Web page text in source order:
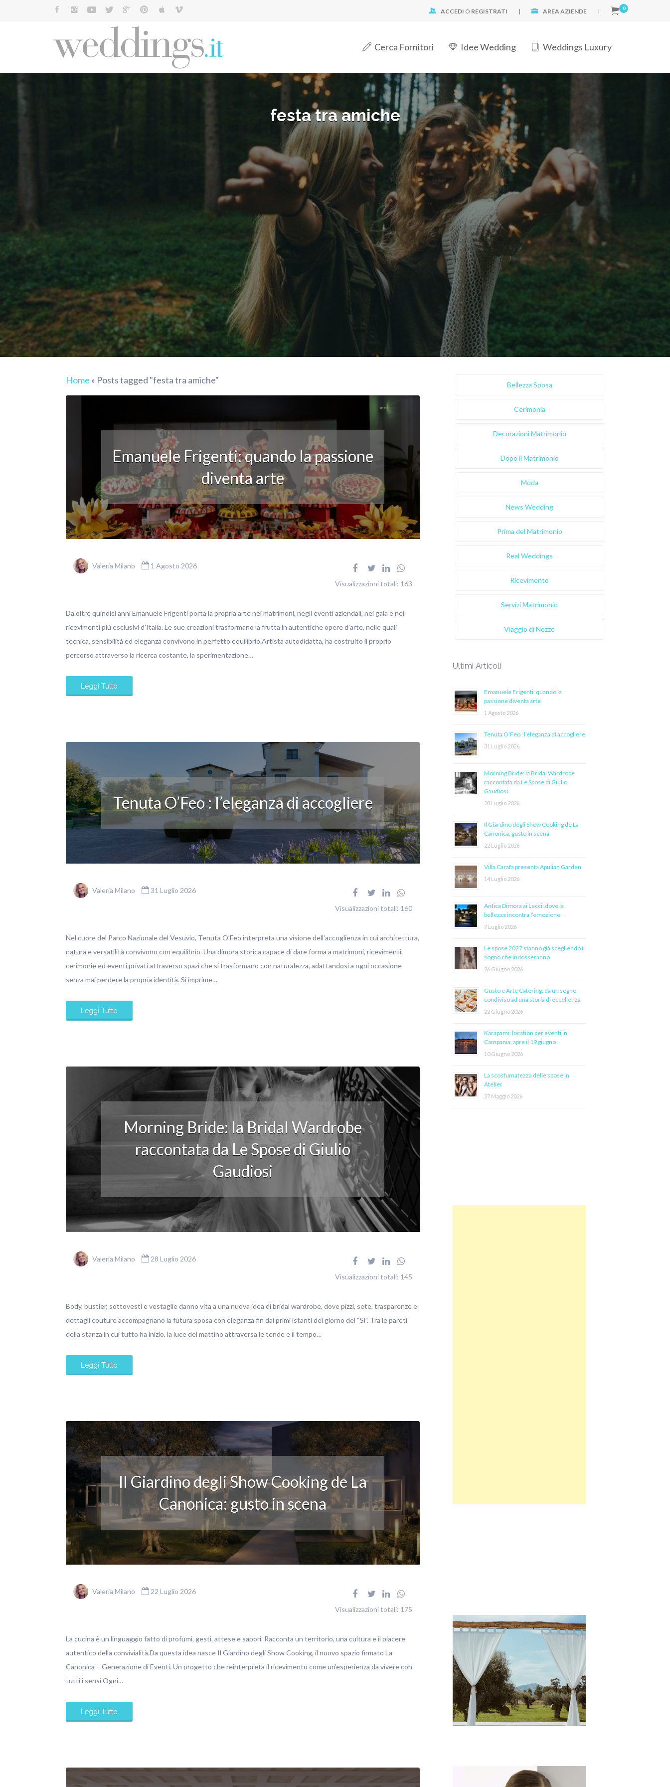
ACCEDI O REGISTRATI | AREA AZIENDE | 0
Cerca Fornitori Idee Wedding Weddings Luxury
Cerca:
festa tra amiche
Home » Posts tagged "festa tra amiche"
Emanuele Frigenti: quando la passione
diventa arte
Valeria Milano 1 Agosto 2026
Visualizzazioni totali: 163
Da oltre quindici anni Emanuele Frigenti porta la propria arte nei matrimoni, negli eventi aziendali, nei gala e nei
ricevimenti più esclusivi d’Italia. Le sue creazioni trasformano la frutta in autentiche opere d’arte, nelle quali
tecnica, sensibilità ed eleganza convivono in perfetto equilibrio.Artista autodidatta, ha costruito il proprio
percorso attraverso la ricerca costante, la sperimentazione…
Leggi Tutto
Tenuta O’Feo : l’eleganza di accogliere
Valeria Milano 31 Luglio 2026
Visualizzazioni totali: 160
Nel cuore del Parco Nazionale del Vesuvio, Tenuta O’Feo interpreta una visione dell’accoglienza in cui architettura,
natura e versatilità convivono con equilibrio. Una dimora storica capace di dare forma a matrimoni, ricevimenti,
cerimonie ed eventi privati attraverso spazi che si trasformano con naturalezza, adattandosi a ogni occasione
senza mai perdere la propria identità. Si imprime…
Leggi Tutto
Morning Bride: la Bridal Wardrobe
raccontata da Le Spose di Giulio
Gaudiosi
Valeria Milano 28 Luglio 2026
Visualizzazioni totali: 145
Body, bustier, sottovesti e vestaglie danno vita a una nuova idea di bridal wardrobe, dove pizzi, sete, trasparenze e
dettagli couture accompagnano la futura sposa con eleganza fin dai primi istanti del giorno del “Sì”. Tra le pareti
della stanza in cui tutto ha inizio, la luce del mattino attraversa le tende e il tempo…
Leggi Tutto
Il Giardino degli Show Cooking de La
Canonica: gusto in scena
Valeria Milano 22 Luglio 2026
Visualizzazioni totali: 175
La cucina è un linguaggio fatto di profumi, gesti, attese e sapori. Racconta un territorio, una cultura e il piacere
autentico della convivialità.Da questa idea nasce Il Giardino degli Show Cooking, il nuovo spazio firmato La
Canonica – Generazione di Eventi. Un progetto che reinterpreta il ricevimento come un’esperienza da vivere con
tutti i sensi.Ogni…
Leggi Tutto
Bellezza Sposa
Cerimonia
Decorazioni Matrimonio
Dopo il Matrimonio
Moda
News Wedding
Prima del Matrimonio
Real Weddings
Ricevimento
Servizi Matrimonio
Viaggio di Nozze
Ultimi Articoli
Emanuele Frigenti: quando la
passione diventa arte
1 Agosto 2026
Tenuta O’Feo : l’eleganza di accogliere
31 Luglio 2026
Morning Bride: la Bridal Wardrobe
raccontata da Le Spose di Giulio
Gaudiosi
28 Luglio 2026
Il Giardino degli Show Cooking de La
Canonica: gusto in scena
22 Luglio 2026
Villa Carafa presenta Apulian Garden
14 Luglio 2026
Antica Dimora ai Lecci: dove la
bellezza incontra l’emozione
7 Luglio 2026
Le spose 2027 stanno già scegliendo il
sogno che indosseranno
26 Giugno 2026
Gusto e Arte Catering: da un sogno
condiviso ad una storia di eccellenza
22 Giugno 2026
Karapami: location per eventi in
Campania, apre il 19 giugno
10 Giugno 2026
La scostumatezza delle spose in
Atelier
27 Maggio 2026